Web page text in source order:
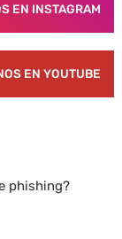
EN INSTAGRAM
EN YOUTUBE
phishing?